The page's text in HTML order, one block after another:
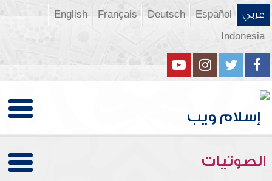
عربي Español
Deutsch
Français
English
Indonesia
الصوتيات